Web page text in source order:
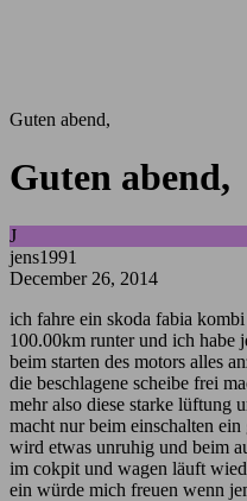
Guten abend,
Guten abend,
J
jens1991
December 26, 2014
ich fahre ein skoda fabia
100.00km runter und ich habe
beim starten des motors alles
die beschlagene scheibe frei
mehr also diese starke lüftung
macht nur beim einschalten
wird etwas unruhig und beim
im cokpit und wagen läuft
ein würde mich freuen wenn